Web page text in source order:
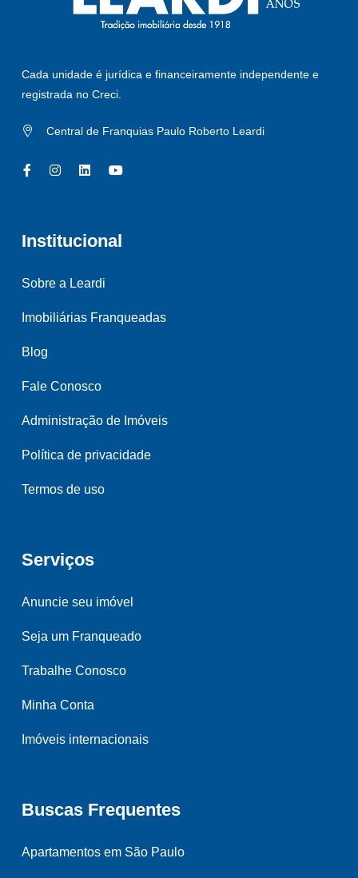
Cada unidade é jurídica e financeiramente independente e
registrada no Creci.
Central de Franquias Paulo Roberto Leardi
Institucional
Sobre a Leardi
Imobiliárias Franqueadas
Blog
Fale Conosco
Administração de Imóveis
Política de privacidade
Termos de uso
Serviços
Anuncie seu imóvel
Seja um Franqueado
Trabalhe Conosco
Minha Conta
Imóveis internacionais
Buscas Frequentes
Apartamentos em São Paulo